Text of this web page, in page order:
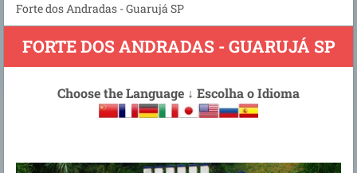
Forte dos Andradas - Guarujá SP
FORTE DOS ANDRADAS - GUARUJÁ SP
Choose the Language ↓ Escolha o Idioma